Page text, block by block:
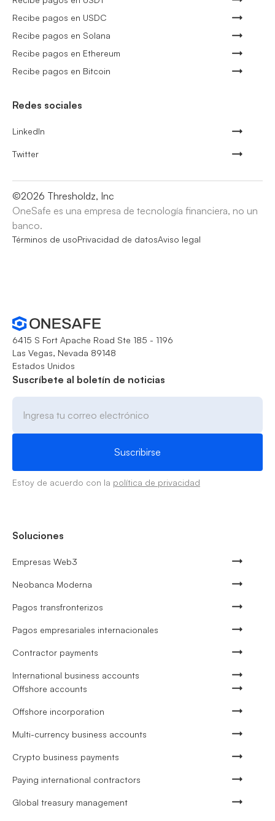
Recibe pagos en USDC
Recibe pagos en Solana
Recibe pagos en Ethereum
Recibe pagos en Bitcoin
Redes sociales
LinkedIn
Twitter
©2026 Thresholdz, Inc
OneSafe es una empresa de tecnología financiera, no un
banco.
Términos de usoPrivacidad de datosAviso legal
6415 S Fort Apache Road Ste 185 - 1196
Las Vegas, Nevada 89148
Estados Unidos
Suscríbete al boletín de noticias
Estoy de acuerdo con la política de privacidad
Soluciones
Empresas Web3
Neobanca Moderna
Pagos transfronterizos
Pagos empresariales internacionales
Contractor payments
International business accounts
Offshore accounts
Offshore incorporation
Multi-currency business accounts
Crypto business payments
Paying international contractors
Global treasury management